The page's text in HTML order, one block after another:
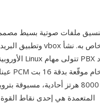
عند 8000 هرتز أحادية،
المتعمدة هي إحدى نقاط